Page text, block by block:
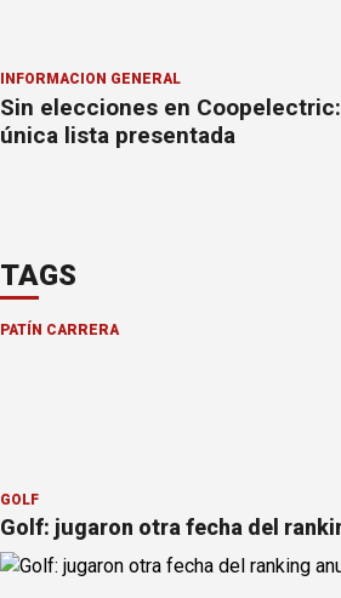
INFORMACION GENERAL
Sin elecciones en
única lista presentada
TAGS
PATÍN CARRERA
GOLF
Golf: jugaron otra fecha del